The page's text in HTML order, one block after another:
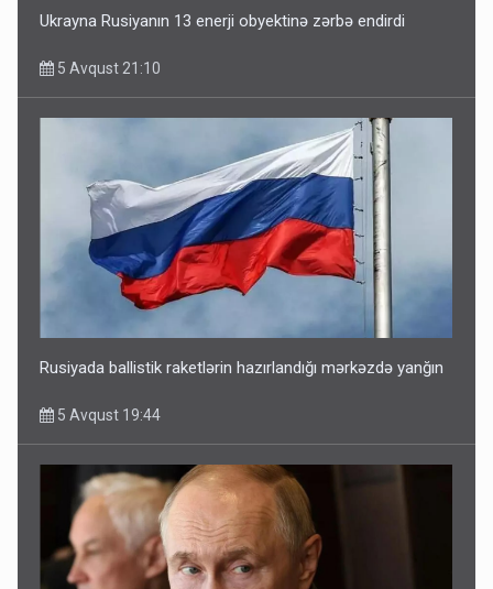
Ukrayna Rusiyanın 13 enerji obyektinə zərbə endirdi
5 Avqust 21:10
Rusiyada ballistik raketlərin hazırlandığı mərkəzdə yanğın
5 Avqust 19:44